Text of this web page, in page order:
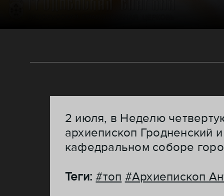
2 июля, в Неделю
архиепископ Гродненский
кафедральном соборе
Теги:#топ #Архиепископ